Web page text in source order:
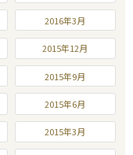
2016年3月
2015年12月
2015年9月
2015年6月
2015年3月